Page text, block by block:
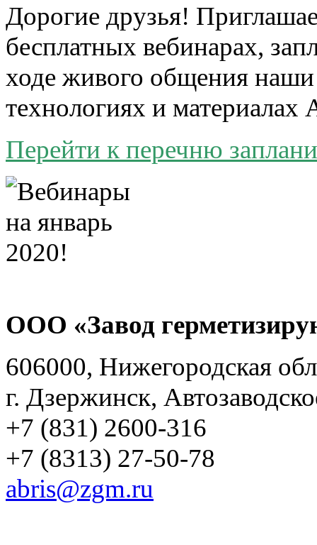
Дорогие друзья!
бесплатных вебинарах,
ходе живого общения
технологиях и
Перейти к перечню
ООО «Завод
606000, Нижегородская
г. Дзержинск,
+7 (831) 2600-316
+7 (8313) 27-50-78
abris@zgm.ru